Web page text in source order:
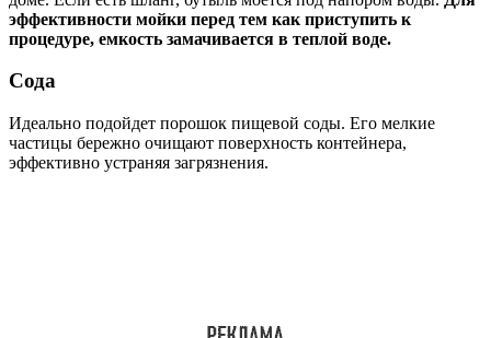
эффективности мойки перед тем как приступить к
процедуре, емкость замачивается в теплой воде.
Сода
Идеально подойдет порошок пищевой соды. Его мелкие
частицы бережно очищают поверхность контейнера,
эффективно устраняя загрязнения.